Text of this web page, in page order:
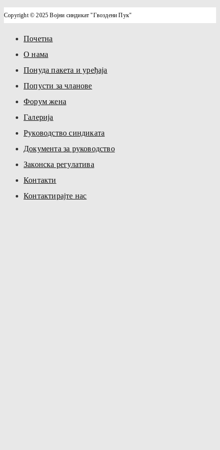
Copyright © 2025 Војни синдикат "Гвоздени Пук"
Почетна
О нама
Понуда пакета и уређаја
Попусти за чланове
Форум жена
Галерија
Руководство синдиката
Документа за руководство
Законска регулатива
Контакти
Контактирајте нас